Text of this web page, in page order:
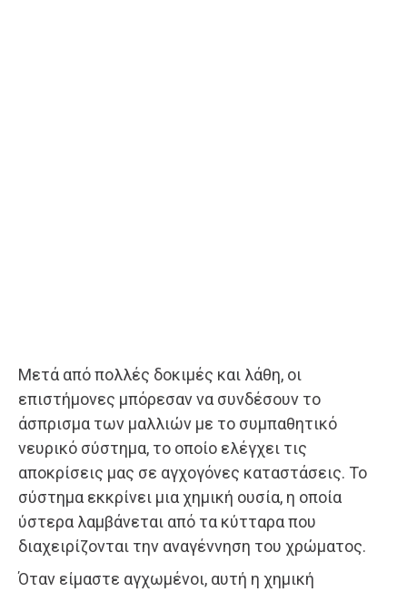
Μετά από πολλές δοκιμές και λάθη, οι
επιστήμονες μπόρεσαν να συνδέσουν το
άσπρισμα των μαλλιών με το συμπαθητικό
νευρικό σύστημα, το οποίο ελέγχει τις
αποκρίσεις μας σε αγχογόνες καταστάσεις. Το
σύστημα εκκρίνει μια χημική ουσία, η οποία
ύστερα λαμβάνεται από τα κύτταρα που
διαχειρίζονται την αναγέννηση του χρώματος.
Όταν είμαστε αγχωμένοι, αυτή η χημική